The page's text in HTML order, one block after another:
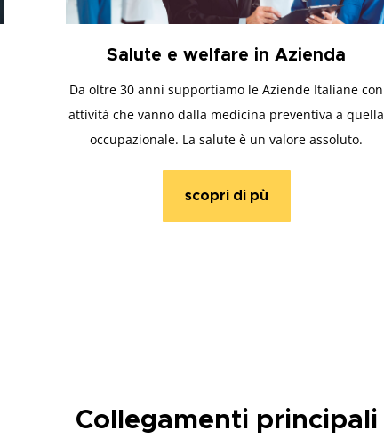
Salute e welfare in Azienda
Da oltre 30 anni supportiamo le Aziende Italiane con
attività che vanno dalla medicina preventiva a quella
occupazionale. La salute è un valore assoluto.
scopri di pù
Collegamenti principali